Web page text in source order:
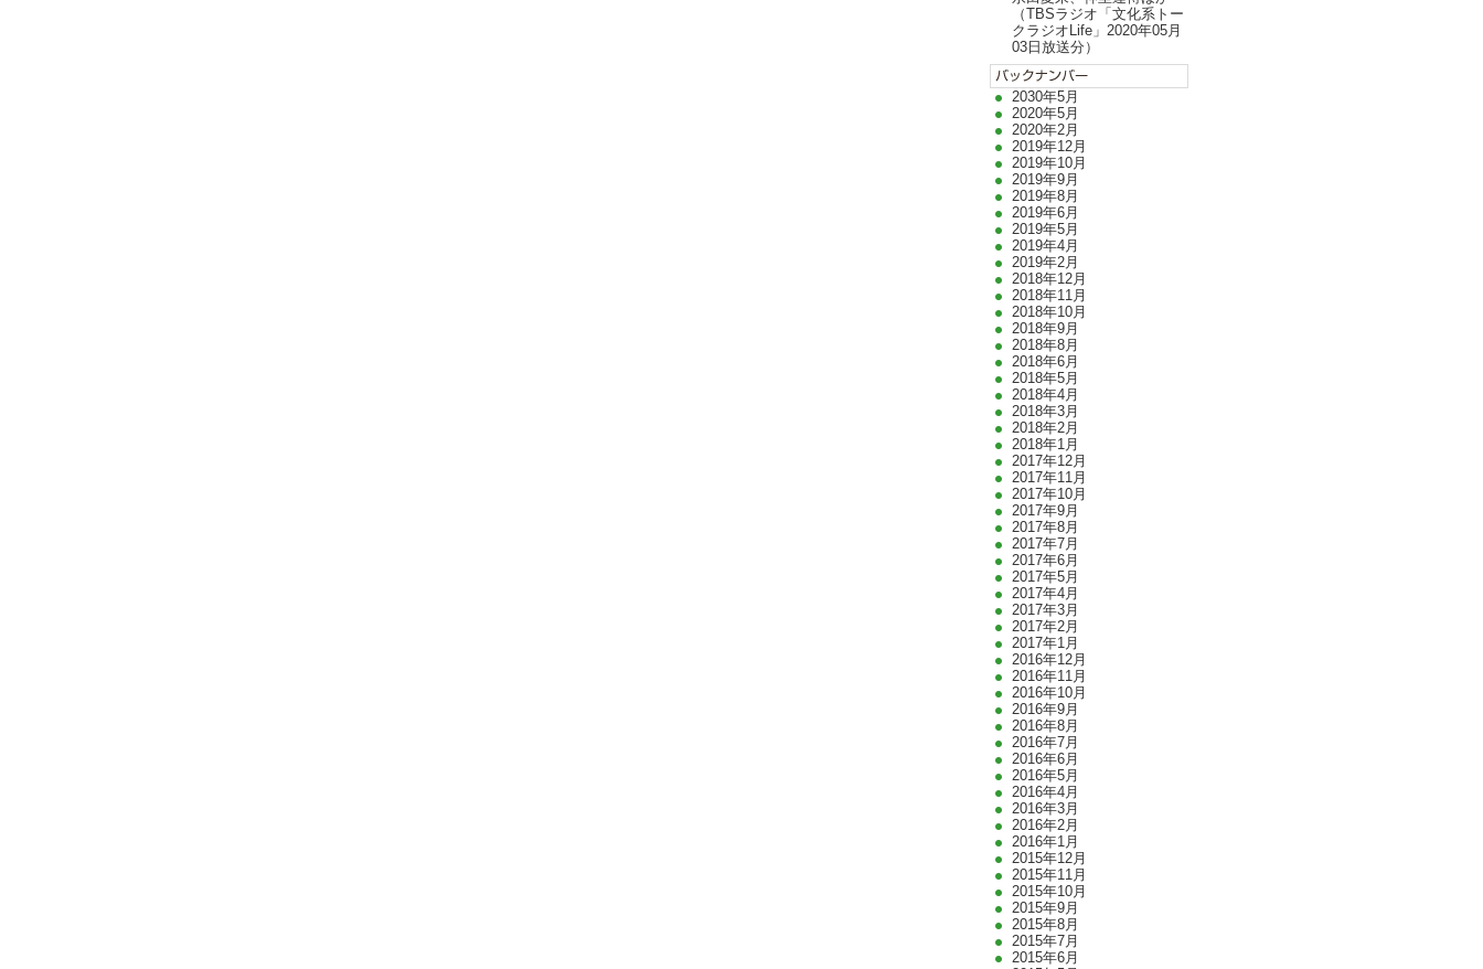
（TBSラジオ「文化系トー
クラジオLife」2020年05月
03日放送分）
2030年5月
2020年5月
2020年2月
2019年12月
2019年10月
2019年9月
2019年8月
2019年6月
2019年5月
2019年4月
2019年2月
2018年12月
2018年11月
2018年10月
2018年9月
2018年8月
2018年6月
2018年5月
2018年4月
2018年3月
2018年2月
2018年1月
2017年12月
2017年11月
2017年10月
2017年9月
2017年8月
2017年7月
2017年6月
2017年5月
2017年4月
2017年3月
2017年2月
2017年1月
2016年12月
2016年11月
2016年10月
2016年9月
2016年8月
2016年7月
2016年6月
2016年5月
2016年4月
2016年3月
2016年2月
2016年1月
2015年12月
2015年11月
2015年10月
2015年9月
2015年8月
2015年7月
2015年6月